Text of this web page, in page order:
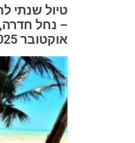
טיול שנתי
– נחל
אוקטובר 2025